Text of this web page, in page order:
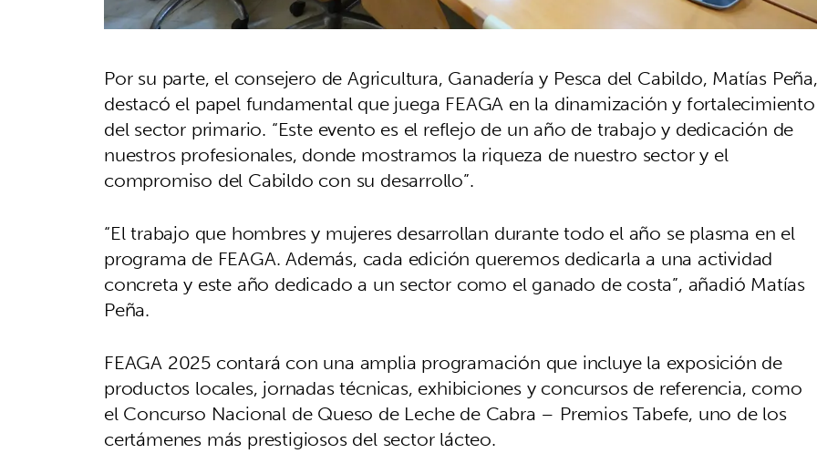
Por su parte, el consejero de Agricultura, Ganadería y Pesca del Cabildo, Matías Peña,
destacó el papel fundamental que juega FEAGA en la dinamización y fortalecimiento
del sector primario. “Este evento es el reflejo de un año de trabajo y dedicación de
nuestros profesionales, donde mostramos la riqueza de nuestro sector y el
compromiso del Cabildo con su desarrollo”.
“El trabajo que hombres y mujeres desarrollan durante todo el año se plasma en el
programa de FEAGA. Además, cada edición queremos dedicarla a una actividad
concreta y este año dedicado a un sector como el ganado de costa”, añadió Matías
Peña.
FEAGA 2025 contará con una amplia programación que incluye la exposición de
productos locales, jornadas técnicas, exhibiciones y concursos de referencia, como
el Concurso Nacional de Queso de Leche de Cabra – Premios Tabefe, uno de los
certámenes más prestigiosos del sector lácteo.